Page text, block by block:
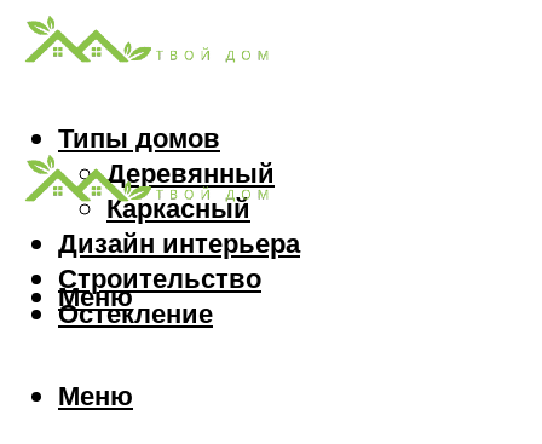
Типы домов
Деревянный
Каркасный
Дизайн интерьера
Строительство
Остекление
Меню
Меню